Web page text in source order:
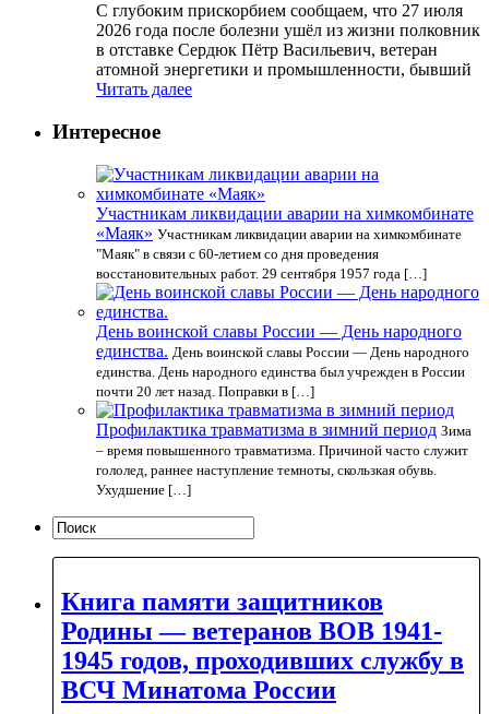
С глубоким прискорбием сообщаем, что 27 июля
2026 года после болезни ушёл из жизни полковник
в отставке Сердюк Пётр Васильевич, ветеран
атомной энергетики и промышленности, бывший
Читать далее
Интересное
Участникам ликвидации аварии на химкомбинате
«Маяк» Участникам ликвидации аварии на химкомбинате
"Маяк" в связи с 60-летием со дня проведения
восстановительных работ. 29 сентября 1957 года […]
День воинской славы России — День народного
единства. День воинской славы России — День народного
единства. День народного единства был учрежден в России
почти 20 лет назад. Поправки в […]
Профилактика травматизма в зимний период Зима
– время повышенного травматизма. Причиной часто служит
гололед, раннее наступление темноты, скользкая обувь.
Ухудшение […]
Книга памяти защитников
Родины — ветеранов ВОВ 1941-
1945 годов, проходивших службу в
ВСЧ Минатома России